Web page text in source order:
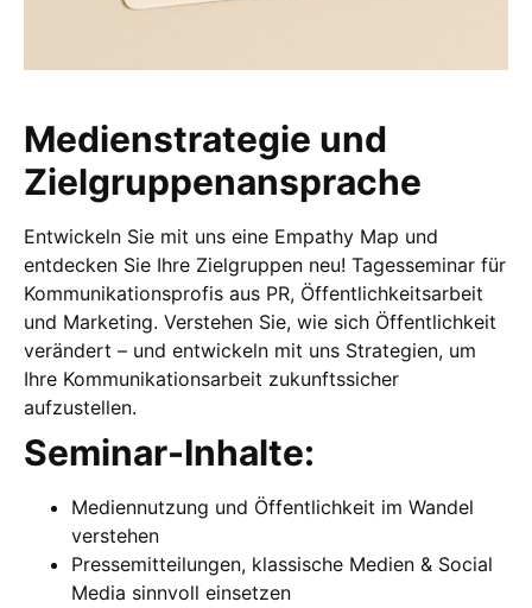
Medienstrategie und
Zielgruppenansprache
Entwickeln Sie mit uns eine Empathy Map und
entdecken Sie Ihre Zielgruppen neu! Tagesseminar für
Kommunikationsprofis aus PR, Öffentlichkeitsarbeit
und Marketing. Verstehen Sie, wie sich Öffentlichkeit
verändert – und entwickeln mit uns Strategien, um
Ihre Kommunikationsarbeit zukunftssicher
aufzustellen.
Seminar-Inhalte:
Mediennutzung und Öffentlichkeit im Wandel
verstehen
Pressemitteilungen, klassische Medien & Social
Media sinnvoll einsetzen